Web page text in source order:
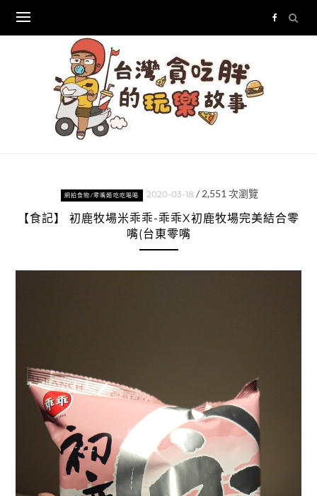
content
網拍食物/零嘴類吃吃喝喝 2020-03-18 / 2,551 次瀏覽
【食記】 初鹿牧場米乖乖-乖乖X初鹿牧場完美結合零
嘴(台東零嘴